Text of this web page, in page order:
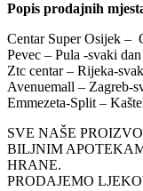
Popis prodajnih
Centar Super Osijek –
Pevec – Pula -svaki dan
Ztc centar – Rijeka-
Avenuemall – Zagreb-
Emmezeta-Split –
SVE NAŠE
BILJNIM
HRANE.
PRODAJEMO